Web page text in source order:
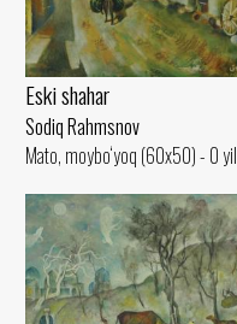
Eski shahar
Sodiq Rahmsnov
Mato, moybo‘yoq (60x50) - 0 yil